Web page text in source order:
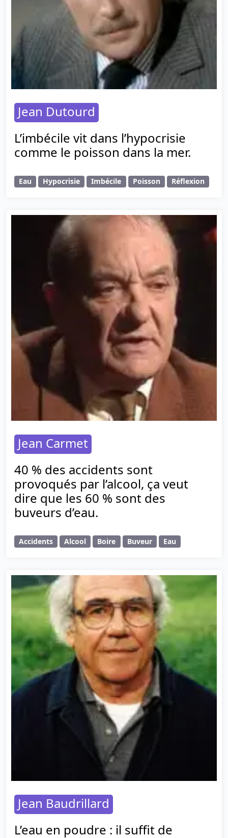
Jean Dutourd
L’imbécile vit dans l’hypocrisie
comme le poisson dans la mer.
Eau Hypocrisie Imbécile Poisson Réflexion
Jean Carmet
40 % des accidents sont
provoqués par l’alcool, ça veut
dire que les 60 % sont des
buveurs d’eau.
Accidents Alcool Boire Buveur Eau
Jean Baudrillard
L’eau en poudre : il suffit de